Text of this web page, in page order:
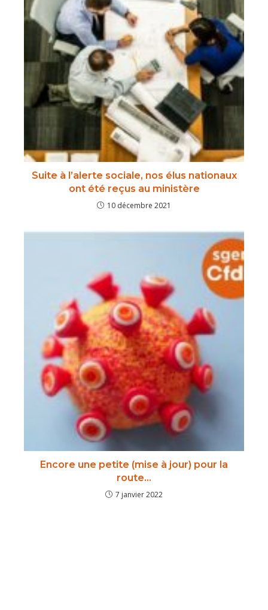
Suite à l’alerte sociale, nos élus nationaux
ont été reçus au ministère
10 décembre 2021
Encore une petite (mise à jour) pour la
route…
7 janvier 2022